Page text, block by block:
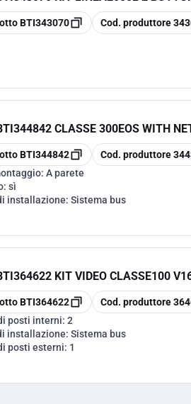
BTI343070 copia
Cod. produttore
CLASSE 300EOS WITH
BTI344842 copia
Cod. produttore
A parete
sì
installazione: Sistema bus
KIT VIDEO CLASSE100
BTI364622 copia
Cod. produttore
posti interni: 2
installazione: Sistema bus
posti esterni: 1